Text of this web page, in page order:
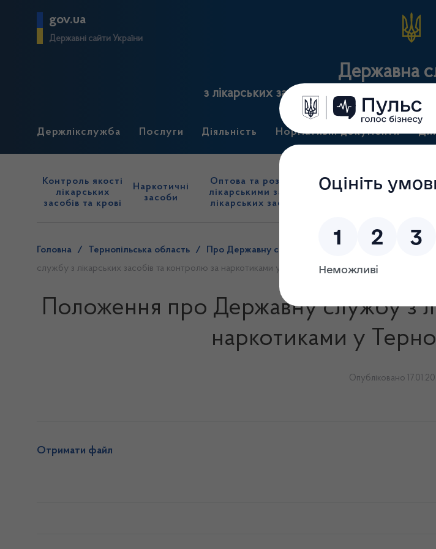
gov.ua
Державні сайти України
Державна
з лікарських засобів та контролю за
Держлікслужба Послуги Діяльність Нормативні документи
Контроль якості
лікарських
засобів та крові
Наркотичні
засоби
Оптова та роздрібна торгівля
лікарськими засобами, імпорт
лікарських засобів (крім АФІ)
Державний
нагляд
Головна / Тернопільська область / Про Державну службу з лікарських засобів та
службу з лікарських засобів та контролю за наркотиками у Тернопільській області
Положення про Державну службу з
наркотиками у
Опубліковано
Отримати файл